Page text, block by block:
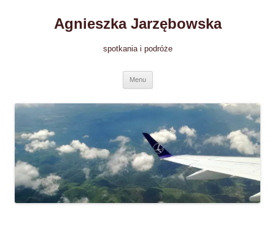
Agnieszka Jarzębowska
spotkania i podróże
Menu